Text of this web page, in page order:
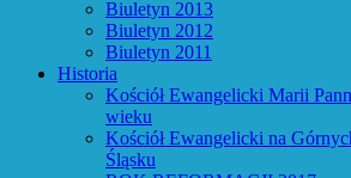
Biuletyn 2013
Biuletyn 2012
Biuletyn 2011
Historia
Kościół Ewangelicki Marii
wieku
Kościół Ewangelicki na
Śląsku